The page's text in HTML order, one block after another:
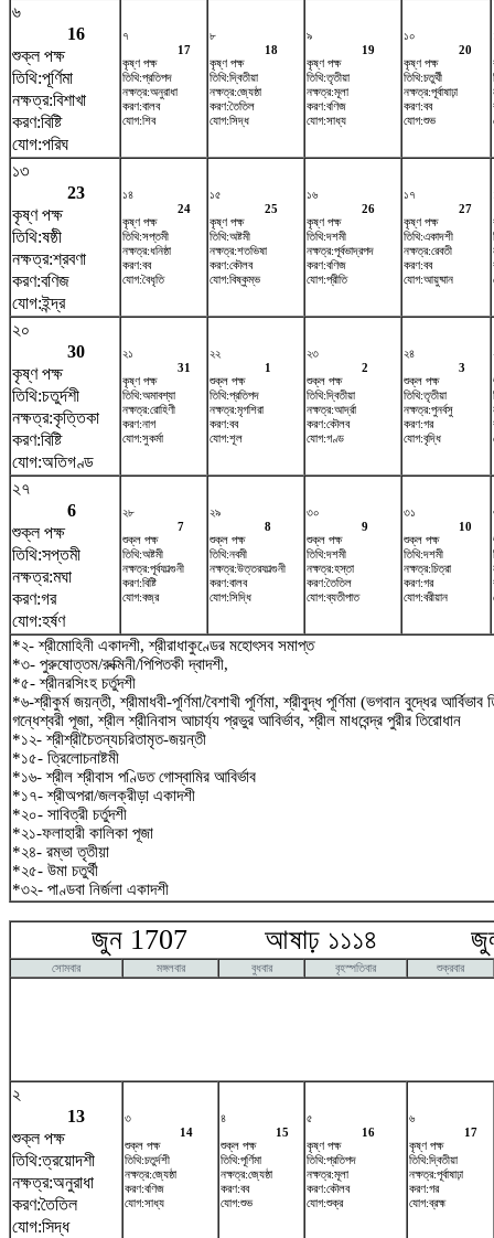
৬
16
শুক্ল পক্ষ
তিথি:পূর্ণিমা
নক্ষত্র:বিশাখা
করণ:বিষ্টি
যোগ:পরিঘ
৭
17
কৃষ্ণ পক্ষ
তিথি:প্রতিপদ
নক্ষত্র:অনুরাধা
করণ:বালব
যোগ:শিব
৮
18
কৃষ্ণ পক্ষ
তিথি:দ্বিতীয়া
নক্ষত্র:জ্যেষ্ঠা
করণ:তৈতিল
যোগ:সিদ্ধ
৯
19
কৃষ্ণ পক্ষ
তিথি:তৃতীয়া
নক্ষত্র:মূলা
করণ:বণিজ
যোগ:সাধ্য
১০
20
কৃষ্ণ পক্ষ
তিথি:চতুর্থী
নক্ষত্র:পূর্বাষাঢ়া
করণ:বব
যোগ:শুভ
১৩
23
কৃষ্ণ পক্ষ
তিথি:ষষ্ঠী
নক্ষত্র:শ্রবণা
করণ:বণিজ
যোগ:ইন্দ্র
১৪
24
কৃষ্ণ পক্ষ
তিথি:সপ্তমী
নক্ষত্র:ধনিষ্ঠা
করণ:বব
যোগ:বৈধৃতি
১৫
25
কৃষ্ণ পক্ষ
তিথি:অষ্টমী
নক্ষত্র:শতভিষ‌া
করণ:কৌলব
যোগ:বিষ্কুম্ভ
১৬
26
কৃষ্ণ পক্ষ
তিথি:দশমী
নক্ষত্র:পূর্বভাদ্রপদ
করণ:বণিজ
যোগ:প্রীতি
১৭
27
কৃষ্ণ পক্ষ
তিথি:একাদশী
নক্ষত্র:রেবতী
করণ:বব
যোগ:আয়ুষ্মান
২০
30
কৃষ্ণ পক্ষ
তিথি:চতুর্দশী
নক্ষত্র:কৃত্তিকা
করণ:বিষ্টি
যোগ:অতিগণ্ড
২১
31
কৃষ্ণ পক্ষ
তিথি:অমাবশ্যা
নক্ষত্র:রোহিণী
করণ:নাগ
যোগ:সুকর্মা
২২
1
শুক্ল পক্ষ
তিথি:প্রতিপদ
নক্ষত্র:মৃগশিরা
করণ:বব
যোগ:শূল
২৩
2
শুক্ল পক্ষ
তিথি:দ্বিতীয়া
নক্ষত্র:আর্দ্রা
করণ:কৌলব
যোগ:গণ্ড
২৪
3
শুক্ল পক্ষ
তিথি:তৃতীয়া
নক্ষত্র:পুনর্বসু
করণ:গর
যোগ:বৃদ্ধি
২৭
6
শুক্ল পক্ষ
তিথি:সপ্তমী
নক্ষত্র:মঘা
করণ:গর
যোগ:হর্ষণ
২৮
7
শুক্ল পক্ষ
তিথি:অষ্টমী
নক্ষত্র:পূর্বফাল্গুনী
করণ:বিষ্টি
যোগ:বজ্র
২৯
8
শুক্ল পক্ষ
তিথি:নবমী
নক্ষত্র:উত্তরফাল্গুনী
করণ:বালব
যোগ:সিদ্ধি
৩০
9
শুক্ল পক্ষ
তিথি:দশমী
নক্ষত্র:হস্তা
করণ:তৈতিল
যোগ:ব্যতীপাত
৩১
10
শুক্ল পক্ষ
তিথি:দশমী
নক্ষত্র:চিত্রা
করণ:গর
যোগ:বরীয়ান
*২- শ্রীমোহিনী একাদশী, শ্রীরাধাকুণ্ডের মহোৎসব সমাপ্ত
*৩- পুরুষোত্তম/রুক্মিনী/পিপিতকী দ্বাদশী,
*৫- শ্রীনরসিংহ চর্তুদশী
*৬-শ্রীকুর্ম জয়ন্তী, শ্রীমাধবী-পূর্ণিমা/বৈশাখী পূর্ণিমা, শ্রীবুদ্ধ পূর্ণিমা (ভগবান বুদ্ধের
গন্ধেশ্বরী পূজা, শ্রীল শ্রীনিবাস আচার্য্য প্রভুর আবির্ভাব, শ্রীল মাধবেন্দ্র পুরীর তিরোধান
*১২- শ্রীশ্রীচৈতন্যচরিতামৃত-জয়ন্তী
*১৫- ত্রিলোচনাষ্টমী
*১৬- শ্রীল শ্রীবাস পণ্ডিত গোস্বামির আবির্ভাব
*১৭- শ্রীঅপরা/জলক্রীড়া একাদশী
*২০- সাবিত্রী চর্তুদশী
*২১-ফলাহারী কালিকা পূজা
*২৪- রম্ভা তৃতীয়া
*২৫- উমা চতুর্থী
*৩২- পাণ্ডবা নির্জলা একাদশী
জুন 1707 আষাঢ় ১১১৪
সোমবার মঙ্গলবার বুধবার বৃহস্পতিবার শুক্রবার
২
13
শুক্ল পক্ষ
তিথি:ত্রয়োদশী
নক্ষত্র:অনুরাধা
করণ:তৈতিল
যোগ:সিদ্ধ
৩
14
শুক্ল পক্ষ
তিথি:চতুর্দশী
নক্ষত্র:জ্যেষ্ঠা
করণ:বণিজ
যোগ:সাধ্য
৪
15
শুক্ল পক্ষ
তিথি:পূর্ণিমা
নক্ষত্র:জ্যেষ্ঠা
করণ:বব
যোগ:শুভ
৫
16
কৃষ্ণ পক্ষ
তিথি:প্রতিপদ
নক্ষত্র:মূলা
করণ:কৌলব
যোগ:শুক্র
৬
17
কৃষ্ণ পক্ষ
তিথি:দ্বিতীয়া
নক্ষত্র:পূর্বাষাঢ়া
করণ:গর
যোগ:ব্রহ্ম